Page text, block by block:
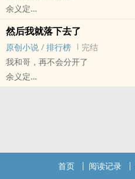
余义定
短篇 - 完结
然后我就落下去了
原创小说 / 排行榜
完结
我和哥，再不会分开了
余义定
首页 阅读记录